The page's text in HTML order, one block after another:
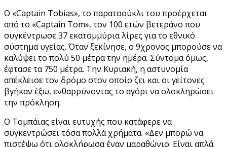
Ο «Captain Tobias», το παρατσούκλι του προέρχεται
από το «Captain Tom», τον 100 ετών βετεράνο που
συγκέντρωσε 37 εκατομμύρια λίρες για το εθνικό
σύστημα υγείας. Όταν ξεκίνησε, ο 9χρονος μπορούσε να
καλύψει το πολύ 50 μέτρα την ημέρα. Σύντομα όμως,
έφτασε τα 750 μέτρα. Την Κυριακή, η αστυνομία
απέκλεισε τον δρόμο στον οποίο ζει και οι γείτονες
βγήκαν έξω, ενθαρρύνοντας το αγόρι να ολοκληρώσει
την πρόκληση.
Ο Τομπάιας είναι ευτυχής που κατάφερε να
συγκεντρώσει τόσα πολλά χρήματα. «Δεν μπορώ να
πιστέψω ότι ολοκλήρωσα έναν μαραθώνιο. Είναι απλά